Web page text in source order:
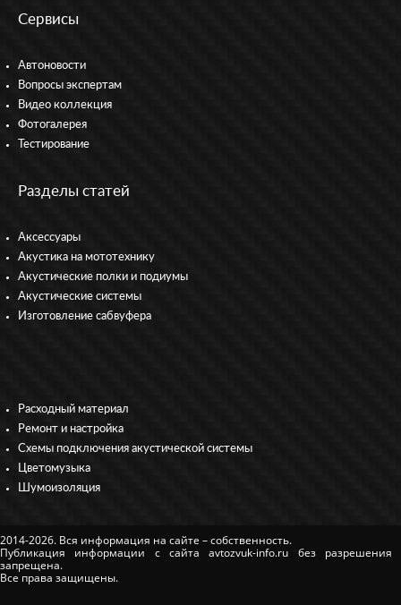
Сервисы
Автоновости
Вопросы экспертам
Видео коллекция
Фотогалерея
Тестирование
Разделы статей
Аксессуары
Акустика на мототехнику
Акустические полки и подиумы
Акустические системы
Изготовление сабвуфера
Расходный материал
Ремонт и настройка
Схемы подключения акустической системы
Цветомузыка
Шумоизоляция
2014-2026. Вся информация на сайте – собственность.
Публикация информации с сайта avtozvuk-info.ru без разрешения
запрещена.
Все права защищены.